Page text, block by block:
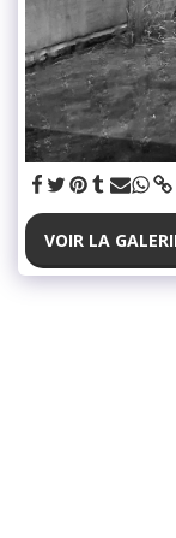
VOIR LA